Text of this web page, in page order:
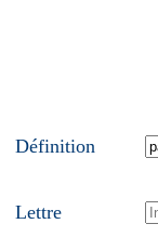
Définition
Lettre